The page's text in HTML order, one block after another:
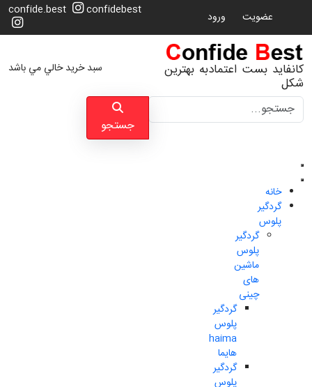
عضویت ورود confide.best confidebest
کانفاید بست اعتمادبه بهترین
شکل
جستجو
جستجو
سبد خرید خالي مي باشد
خانه
گردگیر
پلوس
گردگیر
پلوس
ماشین
های
چینی
گردگیر
پلوس
haima
هایما
گردگیر
پلوس